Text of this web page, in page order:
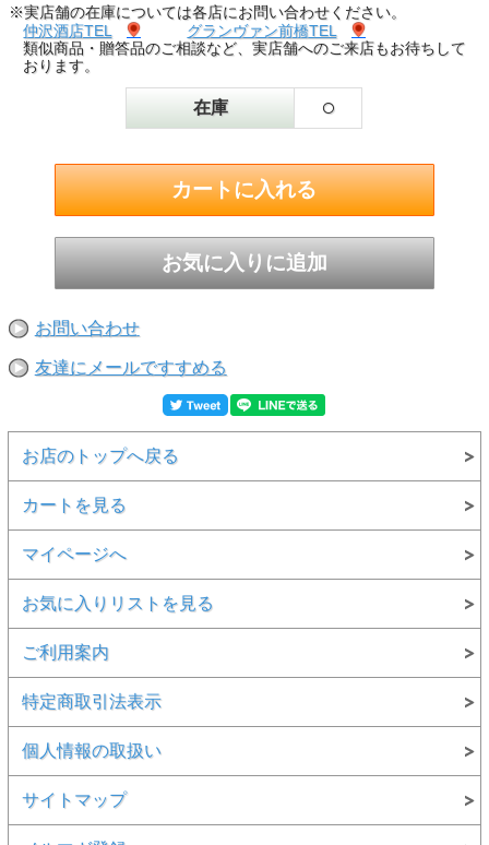
※実店舗の在庫については各店にお問い合わせください。
仲沢酒店TEL
グランヴァン前橋TEL
類似商品・贈答品のご相談など、実店舗へのご来店もお待ちして
おります。
在庫 ○
お問い合わせ
友達にメールですすめる
お店のトップへ戻る
カートを見る
マイページへ
お気に入りリストを見る
ご利用案内
特定商取引法表示
個人情報の取扱い
サイトマップ